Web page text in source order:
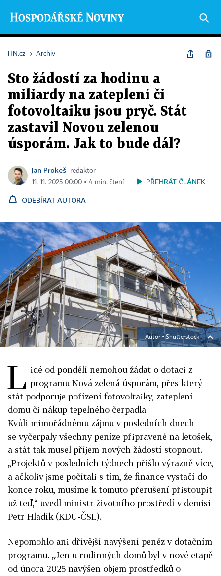
HN.cz › Archiv
Sto žádostí za hodinu a
miliardy na zateplení či
fotovoltaiku jsou pryč. Stát
zastavil Novou zelenou
úsporám. Jak to bude dál?
Jan Prokeš
redaktor
11. 11. 2025 00:00 ▪ 4 min. čtení
PŘEHRÁT ČLÁNEK
ODEBÍRAT AUTORA
Autor ▪Shutterstock
L idé od pondělí nemohou žádat o dotaci z
programu Nová zelená úsporám, přes který
stát podporuje pořízení fotovoltaiky, zateplení
domu či nákup tepelného čerpadla.
Kvůli mimořádnému zájmu v posledních dnech
se vyčerpaly všechny peníze připravené na letošek,
a stát tak musel příjem nových žádostí stopnout.
„Projektů v posledních týdnech přišlo výrazně více,
a ačkoliv jsme počítali s tím, že finance vystačí do
konce roku, musíme k tomuto přerušení přistoupit
už teď,“ uvedl ministr životního prostředí v demisi
Petr Hladík (KDU-ČSL).
Nepomohlo ani dřívější navýšení peněz v dotačním
programu. „Jen u rodinných domů byl v nové etapě
od února 2025 navýšen objem prostředků o